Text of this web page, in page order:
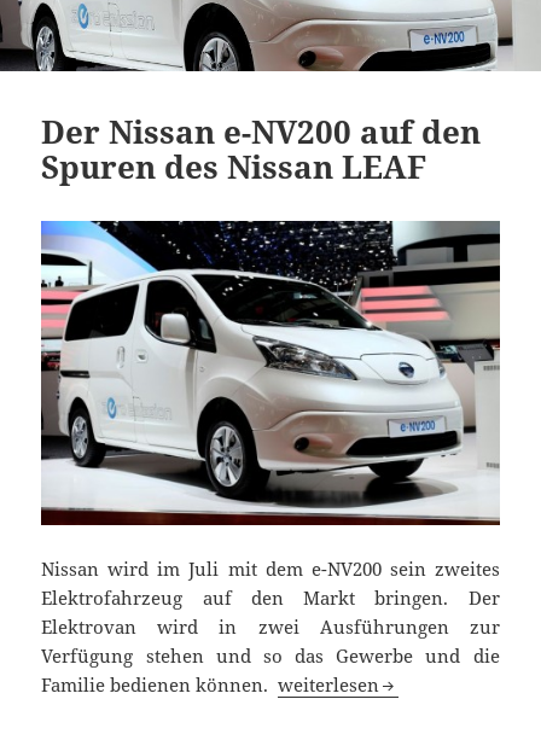
Der Nissan e-NV200 auf den
Spuren des Nissan LEAF
Nissan wird im Juli mit dem e-NV200 sein zweites
Elektrofahrzeug auf den Markt bringen. Der
Elektrovan wird in zwei Ausführungen zur
Verfügung stehen und so das Gewerbe und die
Familie bedienen können.Der Nissan e-NV200 auf den
weiterlesen